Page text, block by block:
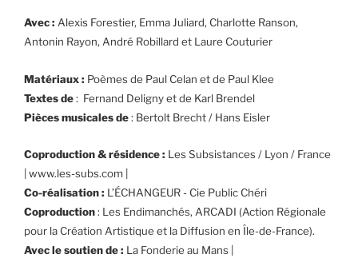
Avec : Alexis Forestier, Emma Juliard, Charlotte Ranson,
Antonin Rayon, André Robillard et Laure Couturier
Matériaux : Poèmes de Paul Celan et de Paul Klee
Textes de: Fernand Deligny et de Karl Brendel
Pièces musicales de: Bertolt Brecht / Hans Eisler
Coproduction & résidence : Les Subsistances / Lyon / France
| www.les-subs.com |
Co-réalisation: L’ÉCHANGEUR - Cie Public Chéri
Coproduction: Les Endimanchés, ARCADI (Action Régionale
pour la Création Artistique et la Diffusion en Île-de-France).
Avec le soutien de : La Fonderie au Mans |